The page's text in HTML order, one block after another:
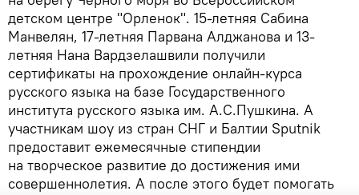
детском центре "Орленок". 15-летняя Сабина
Манвелян, 17-летняя Парвана Алджанова и 13-
летняя Нана Вардзелашвили получили
сертификаты на прохождение онлайн-курса
русского языка на базе Государственного
института русского языка им. А.С.Пушкина. А
участникам шоу из стран СНГ и Балтии Sputnik
предоставит ежемесячные стипендии
на творческое развитие до достижения ими
совершеннолетия. А после этого будет помогать